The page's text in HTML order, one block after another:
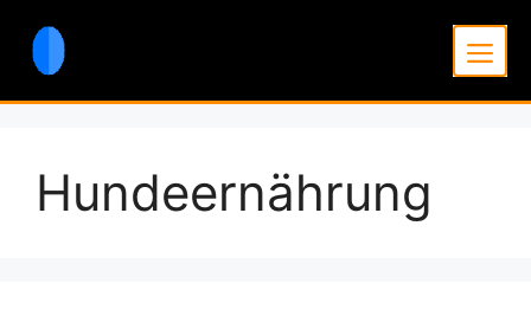
Inhalt
springen
Hundeernährung